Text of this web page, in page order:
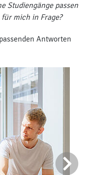
Studiengänge passen
mich in Frage?
Antworten